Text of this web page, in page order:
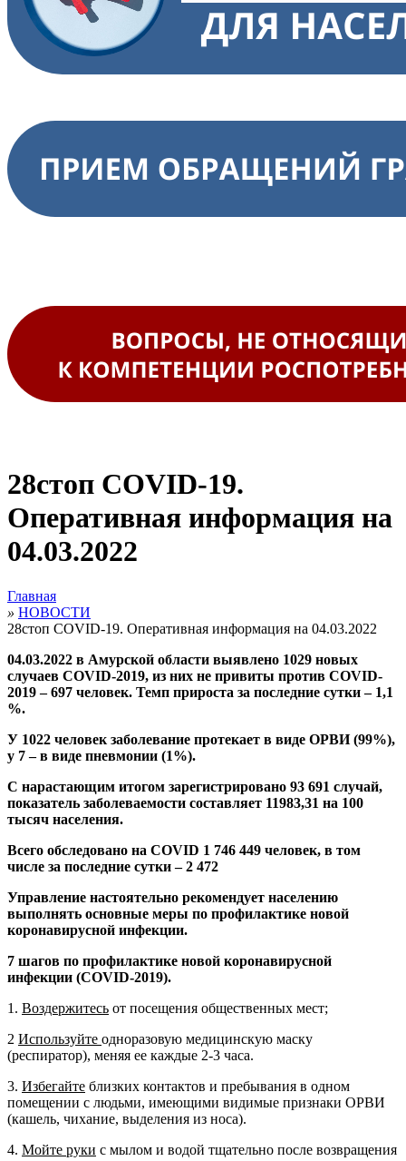
28стоп COVID-19.
Оперативная информация на
04.03.2022
Главная
» НОВОСТИ
28стоп COVID-19. Оперативная информация на 04.03.2022
04.03.2022 в Амурской области выявлено 1029 новых
случаев COVID-2019, из них не привиты против COVID-
2019 – 697 человек. Темп прироста за последние сутки – 1,1
%.
У 1022 человек заболевание протекает в виде ОРВИ (99%),
у 7 – в виде пневмонии (1%).
С нарастающим итогом зарегистрировано 93 691 случай,
показатель заболеваемости составляет 11983,31 на 100
тысяч населения.
Всего обследовано на COVID 1 746 449 человек, в том
числе за последние сутки – 2 472
Управление настоятельно рекомендует населению
выполнять основные меры по профилактике новой
коронавирусной инфекции.
7 шагов по профилактике новой коронавирусной
инфекции (COVID-2019).
1. Воздержитесь от посещения общественных мест;
2 Используйте одноразовую медицинскую маску
(респиратор), меняя ее каждые 2-3 часа.
3. Избегайте близких контактов и пребывания в одном
помещении с людьми, имеющими видимые признаки ОРВИ
(кашель, чихание, выделения из носа).
4. Мойте руки с мылом и водой тщательно после возвращения